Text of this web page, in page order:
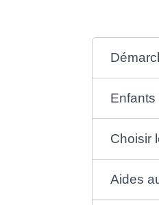
Enfants
Choisir
Aides